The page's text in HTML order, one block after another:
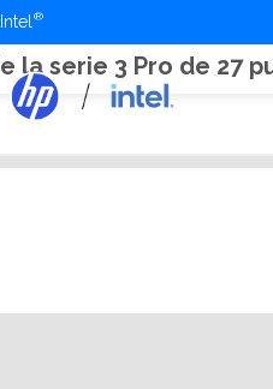
la serie 3 Pro de 27